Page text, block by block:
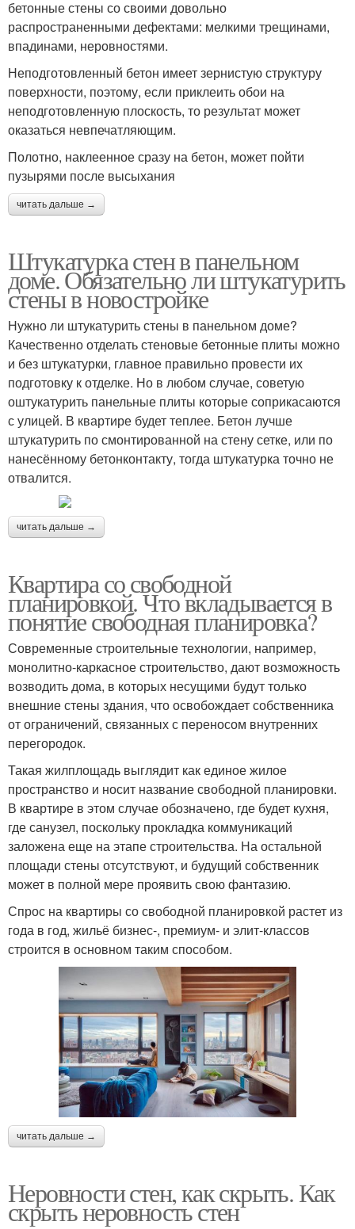
бетонные стены со своими довольно
распространенными дефектами: мелкими трещинами,
впадинами, неровностями.
Неподготовленный бетон имеет зернистую структуру
поверхности, поэтому, если приклеить обои на
неподготовленную плоскость, то результат может
оказаться невпечатляющим.
Полотно, наклеенное сразу на бетон, может пойти
пузырями после высыхания
читать дальше →
Штукатурка стен в панельном
доме. Обязательно ли штукатурить
стены в новостройке
Нужно ли штукатурить стены в панельном доме?
Качественно отделать стеновые бетонные плиты можно
и без штукатурки, главное правильно провести их
подготовку к отделке. Но в любом случае, советую
оштукатурить панельные плиты которые соприкасаются
с улицей. В квартире будет теплее. Бетон лучше
штукатурить по смонтированной на стену сетке, или по
нанесённому бетонконтакту, тогда штукатурка точно не
отвалится.
читать дальше →
Квартира со свободной
планировкой. Что вкладывается в
понятие свободная планировка?
Современные строительные технологии, например,
монолитно-каркасное строительство, дают возможность
возводить дома, в которых несущими будут только
внешние стены здания, что освобождает собственника
от ограничений, связанных с переносом внутренних
перегородок.
Такая жилплощадь выглядит как единое жилое
пространство и носит название свободной планировки.
В квартире в этом случае обозначено, где будет кухня,
где санузел, поскольку прокладка коммуникаций
заложена еще на этапе строительства. На остальной
площади стены отсутствуют, и будущий собственник
может в полной мере проявить свою фантазию.
Спрос на квартиры со свободной планировкой растет из
года в год, жильё бизнес-, премиум- и элит-классов
строится в основном таким способом.
читать дальше →
Неровности стен, как скрыть. Как
скрыть неровность стен